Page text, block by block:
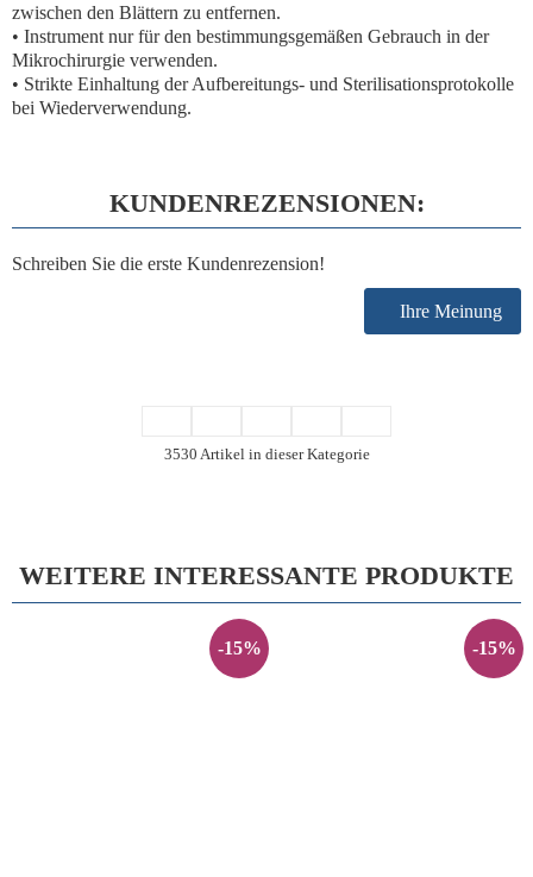
zwischen den Blättern zu entfernen.
• Instrument nur für den bestimmungsgemäßen Gebrauch in der
Mikrochirurgie verwenden.
• Strikte Einhaltung der Aufbereitungs- und Sterilisationsprotokolle
bei Wiederverwendung.
KUNDENREZENSIONEN:
Schreiben Sie die erste Kundenrezension!
Ihre Meinung
3530 Artikel in dieser Kategorie
WEITERE INTERESSANTE PRODUKTE
-15% -15%